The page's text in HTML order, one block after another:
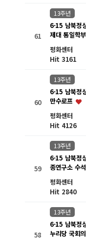
61
13주년
6·15 남북
제대 통일학
평화센터
Hit
60
13주년
6·15 남북
만수로프
평화센터
Hit
59
13주년
6·15 남북
종연구소 수
평화센터
Hit
58
13주년
6·15 남북
누리당 국회